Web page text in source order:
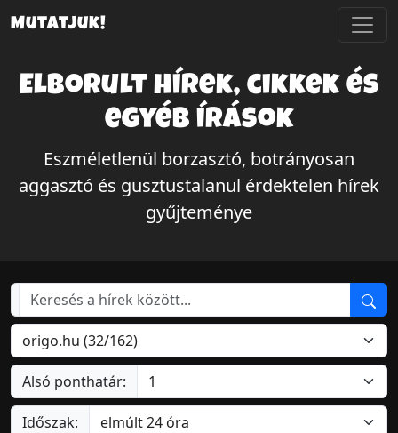
Mutatjuk!
Elborult hírek, cikkek és
egyéb írások
Eszméletlenül borzasztó, botrányosan
aggasztó és gusztustalanul érdektelen hírek
gyűjteménye
Alsó ponthatár:
Időszak: